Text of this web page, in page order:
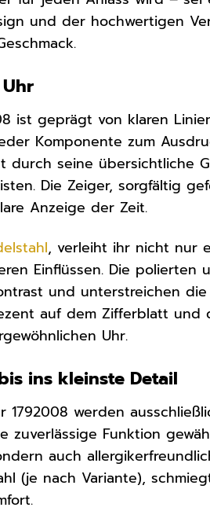
und der hochwertigen
ist geprägt von klaren
Komponente zum
seine übersichtliche
Die Zeiger, sorgfältig
Anzeige der Zeit.
, verleiht ihr nicht nur
Einflüssen. Die polierten
und unterstreichen
auf dem Zifferblatt
Uhr.
ins kleinste Detail
werden
Funktion
auch
(je nach Variante),